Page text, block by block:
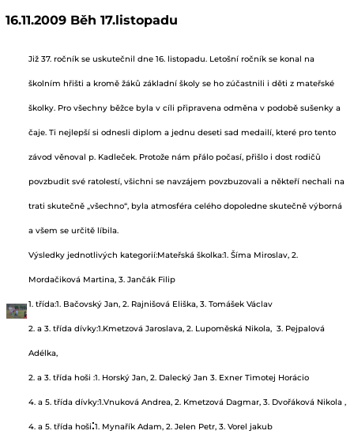
16.11.2009 Běh 17.listopadu
Již 37. ročník se uskutečnil dne 16. listopadu. Letošní ročník se konal na
školním hřišti a kromě žáků základní školy se ho zúčastnili i děti z mateřské
školky. Pro všechny běžce byla v cíli připravena odměna v podobě sušenky a
čaje. Ti nejlepší si odnesli diplom a jednu deseti sad medailí, které pro tento
závod věnoval p. Kadleček. Protože nám přálo počasí, přišlo i dost rodičů
povzbudit své ratolestí, všichni se navzájem povzbuzovali a někteří nechali na
trati skutečně „všechno“, byla atmosféra celého dopoledne skutečně výborná
a všem se určitě líbila.
Výsledky jednotlivých kategorií:Mateřská školka:1. Šíma Miroslav, 2.
Mordačiková Martina, 3. Jančák Filip
1. třída:1. Bačovský Jan, 2. Rajnišová Eliška, 3. Tomášek Václav
2. a 3. třída dívky:1.Kmetzová Jaroslava, 2. Lupoměská Nikola, 3. Pejpalová
Adélka,
2. a 3. třída hoši :1. Horský Jan, 2. Dalecký Jan 3. Exner Timotej Horácio
4. a 5. třída dívky:1.Vnuková Andrea, 2. Kmetzová Dagmar, 3. Dvořáková Nikola ,
4. a 5. třída hoši:1. Mynařík Adam, 2. Jelen Petr, 3. Vorel jakub